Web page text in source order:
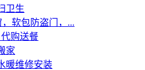
卫生
软包防盗门，...
购送餐
家
暖维修安装